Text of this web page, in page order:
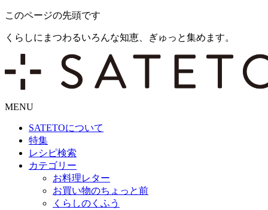
このページの先頭です
くらしにまつわるいろんな知恵、ぎゅっと集めます。
MENU
SATETOについて
特集
レシピ検索
カテゴリー
お料理レター
お買い物のちょっと前
くらしのくふう